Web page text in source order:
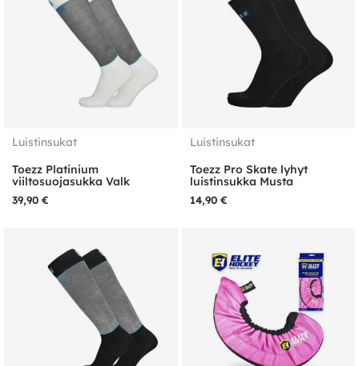
Luistinsukat
Toezz Platinium
viiltosuojasukka Valk
39,90 €
Luistinsukat
Toezz Pro Skate lyhyt
luistinsukka Musta
14,90 €